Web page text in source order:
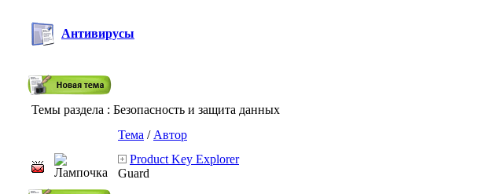
Антивирусы
Темы раздела : Безопасность и защита данных
Тема / Автор
Product Key Explorer
Guard